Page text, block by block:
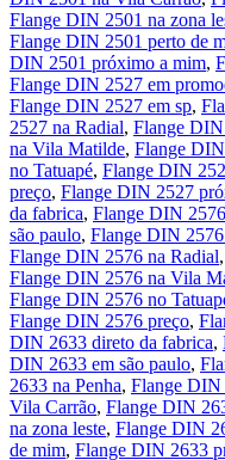
Flange DIN 2501 na zona
Flange DIN 2501 perto de
DIN 2501 próximo a mim,
Flange DIN 2527 em
Flange DIN 2527 em sp,
2527 na Radial, Flange
na Vila Matilde, Flange
no Tatuapé, Flange DIN
preço, Flange DIN 2527
da fabrica, Flange DIN
são paulo, Flange DIN
Flange DIN 2576 na Radial,
Flange DIN 2576 na Vila
Flange DIN 2576 no
Flange DIN 2576 preço,
DIN 2633 direto da fabrica,
DIN 2633 em são paulo,
2633 na Penha, Flange DIN
Vila Carrão, Flange DIN
na zona leste, Flange DIN
de mim, Flange DIN 2633